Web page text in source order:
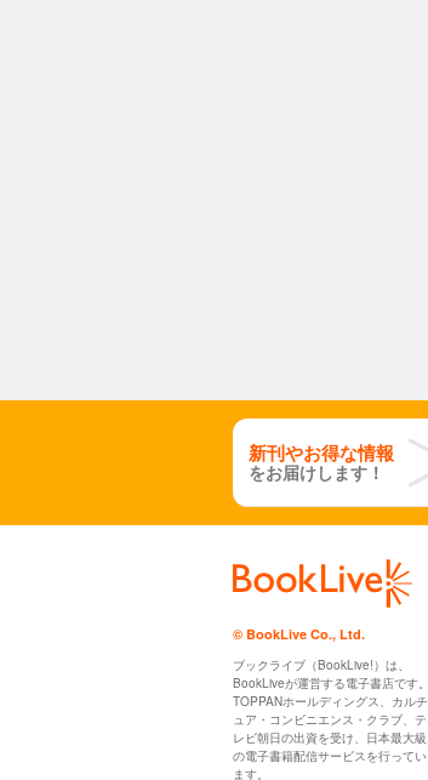
新刊やお得な情報
をお届けします！
© BookLive Co., Ltd.
ブックライブ（BookLive!）は、
BookLiveが運営する電子書店です。
TOPPANホールディングス、カルチ
ュア・コンビニエンス・クラブ、テ
レビ朝日の出資を受け、日本最大級
の電子書籍配信サービスを行ってい
ます。